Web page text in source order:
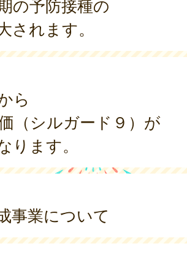
の予防接種の
されます。
ら
（シルガード９）が
ります。
事業について